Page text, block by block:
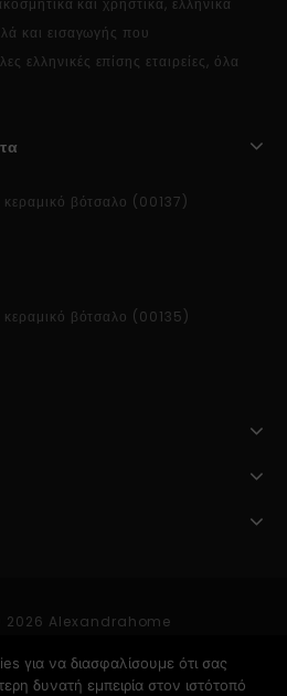
και εισαγωγής που
ελληνικές επίσης εταιρείες, όλα
κεραμικό βότσαλο (00137)
κεραμικό βότσαλο (00135)
Alexandrahome
για να διασφαλίσουμε ότι σας
δυνατή εμπειρία στον ιστότοπό